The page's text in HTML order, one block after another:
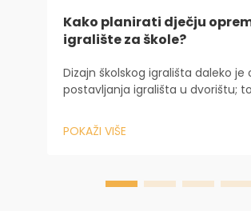
Kako planirati dječju
igralište za škole?
Dizajn školskog igrališta daleko je
postavljanja igrališta u dvorištu;
djeteta. U Baihe Industriji, naša 20
godina...
POKAŽI VIŠE